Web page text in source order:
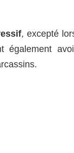
, excepté
également